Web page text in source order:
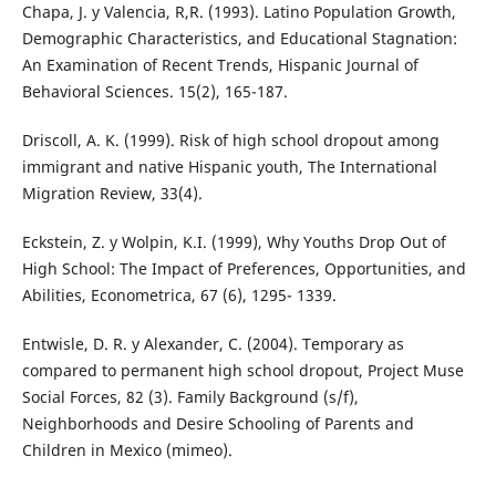
Chapa, J. y Valencia, R,R. (1993). Latino Population Growth,
Demographic Characteristics, and Educational Stagnation:
An Examination of Recent Trends, Hispanic Journal of
Behavioral Sciences. 15(2), 165-187.
Driscoll, A. K. (1999). Risk of high school dropout among
immigrant and native Hispanic youth, The International
Migration Review, 33(4).
Eckstein, Z. y Wolpin, K.I. (1999), Why Youths Drop Out of
High School: The Impact of Preferences, Opportunities, and
Abilities, Econometrica, 67 (6), 1295- 1339.
Entwisle, D. R. y Alexander, C. (2004). Temporary as
compared to permanent high school dropout, Project Muse
Social Forces, 82 (3). Family Background (s/f),
Neighborhoods and Desire Schooling of Parents and
Children in Mexico (mimeo).